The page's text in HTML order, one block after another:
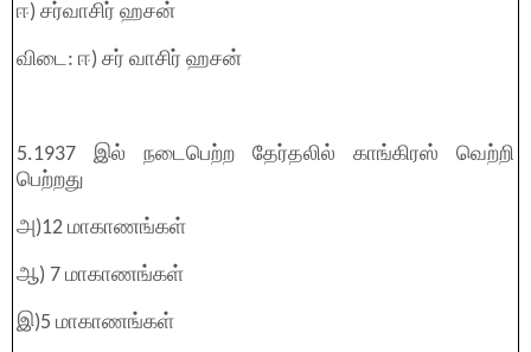
ஈ) சர்வாசிர் ஹசன்
விடை: ஈ) சர் வாசிர் ஹசன்
5.1937 இல் நடைபெற்ற தேர்தலில் காங்கிரஸ் வெற்றி
பெற்றது
அ)12 மாகாணங்கள்
ஆ) 7 மாகாணங்கள்
இ)5 மாகாணங்கள்